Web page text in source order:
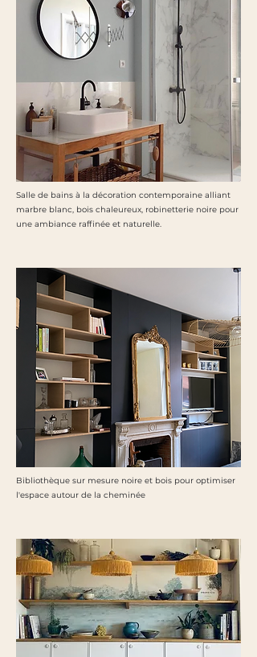
Salle de bains à la décoration contemporaine alliant
marbre blanc, bois chaleureux, robinetterie noire pour
une ambiance raffinée et naturelle.
Bibliothèque sur mesure noire et bois pour optimiser
l'espace autour de la cheminée